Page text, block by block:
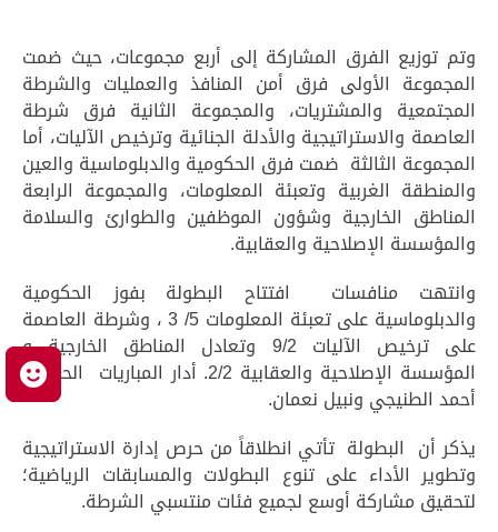
وتم توزيع الفرق المشاركة إلى أربع مجموعات، حيث ضمت
المجموعة الأولى فرق أمن المنافذ والعمليات والشرطة
المجتمعية والمشتريات، والمجموعة الثانية فرق شرطة
العاصمة والاستراتيجية والأدلة الجنائية وترخيص الآليات، أما
المجموعة الثالثة ضمت فرق الحكومية والدبلوماسية والعين
والمنطقة الغربية وتعبئة المعلومات، والمجموعة الرابعة
المناطق الخارجية وشؤون الموظفين والطوارئ والسلامة
والمؤسسة الإصلاحية والعقابية.
وانتهت منافسات افتتاح البطولة بفوز الحكومية
والدبلوماسية على تعبئة المعلومات 5/ 3 ، وشرطة العاصمة
على ترخيص الآليات 9/2 وتعادل المناطق الخارجية و
المؤسسة الإصلاحية والعقابية 2/2. أدار المباريات الحكمان
أحمد الطنيجي ونبيل نعمان.
يذكر أن البطولة تأتي انطلاقاً من حرص إدارة الاستراتيجية
وتطوير الأداء على تنوع البطولات والمسابقات الرياضية؛
لتحقيق مشاركة أوسع لجميع فئات منتسبي الشرطة.